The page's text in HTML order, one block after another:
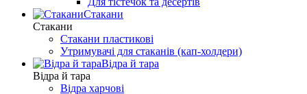
Стакани
Стакани
Стакани пластикові
Утримувачі для стаканів (кап-холдери)
Відра й тара
Відра й тара
Відра харчові